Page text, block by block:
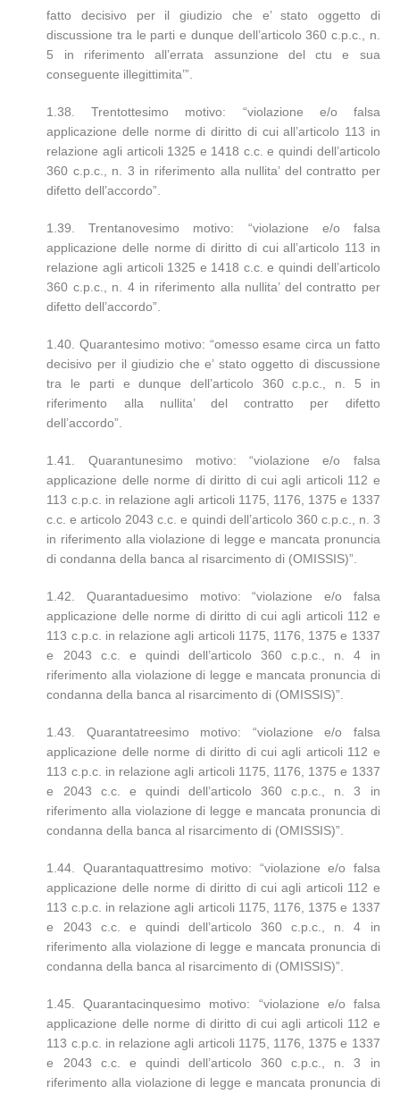
fatto decisivo per il giudizio che e’ stato oggetto di
discussione tra le parti e dunque dell’articolo 360 c.p.c., n.
5 in riferimento all’errata assunzione del ctu e sua
conseguente illegittimita’”.
1.38. Trentottesimo motivo: “violazione e/o falsa
applicazione delle norme di diritto di cui all’articolo 113 in
relazione agli articoli 1325 e 1418 c.c. e quindi dell’articolo
360 c.p.c., n. 3 in riferimento alla nullita’ del contratto per
difetto dell’accordo”.
1.39. Trentanovesimo motivo: “violazione e/o falsa
applicazione delle norme di diritto di cui all’articolo 113 in
relazione agli articoli 1325 e 1418 c.c. e quindi dell’articolo
360 c.p.c., n. 4 in riferimento alla nullita’ del contratto per
difetto dell’accordo”.
1.40. Quarantesimo motivo: “omesso esame circa un fatto
decisivo per il giudizio che e’ stato oggetto di discussione
tra le parti e dunque dell’articolo 360 c.p.c., n. 5 in
riferimento alla nullita’ del contratto per difetto
dell’accordo”.
1.41. Quarantunesimo motivo: “violazione e/o falsa
applicazione delle norme di diritto di cui agli articoli 112 e
113 c.p.c. in relazione agli articoli 1175, 1176, 1375 e 1337
c.c. e articolo 2043 c.c. e quindi dell’articolo 360 c.p.c., n. 3
in riferimento alla violazione di legge e mancata pronuncia
di condanna della banca al risarcimento di (OMISSIS)”.
1.42. Quarantaduesimo motivo: “violazione e/o falsa
applicazione delle norme di diritto di cui agli articoli 112 e
113 c.p.c. in relazione agli articoli 1175, 1176, 1375 e 1337
e 2043 c.c. e quindi dell’articolo 360 c.p.c., n. 4 in
riferimento alla violazione di legge e mancata pronuncia di
condanna della banca al risarcimento di (OMISSIS)”.
1.43. Quarantatreesimo motivo: “violazione e/o falsa
applicazione delle norme di diritto di cui agli articoli 112 e
113 c.p.c. in relazione agli articoli 1175, 1176, 1375 e 1337
e 2043 c.c. e quindi dell’articolo 360 c.p.c., n. 3 in
riferimento alla violazione di legge e mancata pronuncia di
condanna della banca al risarcimento di (OMISSIS)”.
1.44. Quarantaquattresimo motivo: “violazione e/o falsa
applicazione delle norme di diritto di cui agli articoli 112 e
113 c.p.c. in relazione agli articoli 1175, 1176, 1375 e 1337
e 2043 c.c. e quindi dell’articolo 360 c.p.c., n. 4 in
riferimento alla violazione di legge e mancata pronuncia di
condanna della banca al risarcimento di (OMISSIS)”.
1.45. Quarantacinquesimo motivo: “violazione e/o falsa
applicazione delle norme di diritto di cui agli articoli 112 e
113 c.p.c. in relazione agli articoli 1175, 1176, 1375 e 1337
e 2043 c.c. e quindi dell’articolo 360 c.p.c., n. 3 in
riferimento alla violazione di legge e mancata pronuncia di